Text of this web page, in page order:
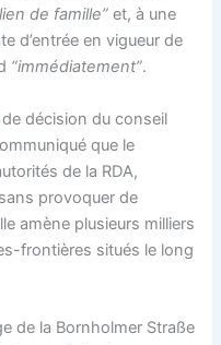
de famille” et, à une
d’entrée en vigueur de
“immédiatement”.
décision du conseil
que le
de la RDA,
provoquer de
amène plusieurs milliers
frontières situés le long
de la Bornholmer Straße